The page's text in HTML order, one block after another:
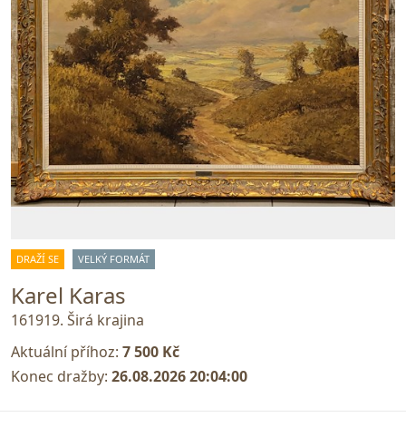
DRAŽÍ SE VELKÝ FORMÁT
Karel Karas
161919. Širá krajina
Aktuální příhoz: 7 500 Kč
Konec dražby: 26.08.2026 20:04:00